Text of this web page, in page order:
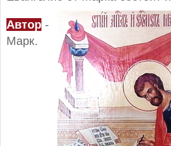
Автор -
Марк.